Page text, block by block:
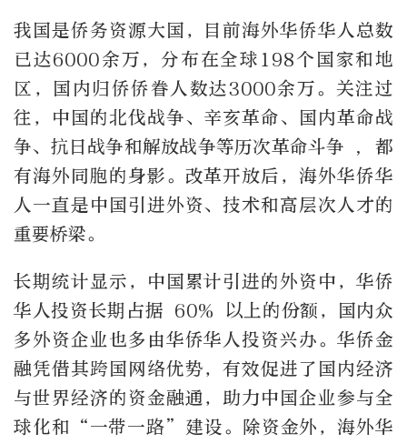
我国是侨务资源大国，目前海外华侨华人总数
已达6000余万，分布在全球198个国家和地
区，国内归侨侨眷人数达3000余万。关注过
往，中国的北伐战争、辛亥革命、国内革命战
争、抗日战争和解放战争等历次革命斗争 , 都
有海外同胞的身影。改革开放后，海外华侨华
人一直是中国引进外资、技术和高层次人才的
重要桥梁。
长期统计显示，中国累计引进的外资中，华侨
华人投资长期占据 60% 以上的份额，国内众
多外资企业也多由华侨华人投资兴办。华侨金
融凭借其跨国网络优势，有效促进了国内经济
与世界经济的资金融通，助力中国企业参与全
球化和“一带一路”建设。除资金外，海外华